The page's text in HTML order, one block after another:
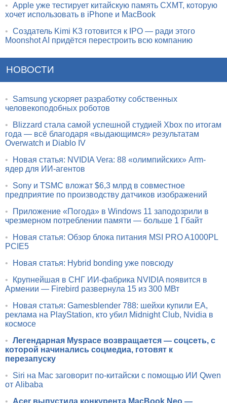
• Apple уже тестирует китайскую память CXMT, которую
хочет использовать в iPhone и MacBook
• Создатель Kimi K3 готовится к IPO — ради этого
Moonshot AI придётся перестроить всю компанию
НОВОСТИ
•
Samsung ускоряет разработку собственных
человекоподобных роботов
•
Blizzard стала самой успешной студией Xbox по итогам
года — всё благодаря «выдающимся» результатам
Overwatch и Diablo IV
•
Новая статья: NVIDIA Vera: 88 «олимпийских» Arm-
ядер для ИИ-агентов
•
Sony и TSMC вложат $6,3 млрд в совместное
предприятие по производству датчиков изображений
•
Приложение «Погода» в Windows 11 заподозрили в
чрезмерном потреблении памяти — больше 1 Гбайт
•
Новая статья: Обзор блока питания MSI PRO A1000PL
PCIE5
•
Новая статья: Hybrid bonding уже повсюду
•
Крупнейшая в СНГ ИИ-фабрика NVIDIA появится в
Армении — Firebird развернула 15 из 300 МВт
•
Новая статья: Gamesblender 788: шейхи купили EA,
реклама на PlayStation, кто убил Midnight Club, Nvidia в
космосе
• Легендарная Myspace возвращается — соцсеть, с
которой начинались соцмедиа, готовят к
перезапуску
•
Siri на Mac заговорит по-китайски с помощью ИИ Qwen
от Alibaba
•
Acer выпустила конкурента MacBook Neo —